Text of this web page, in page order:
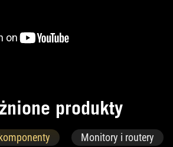
żnione produkty
Monitory i routery